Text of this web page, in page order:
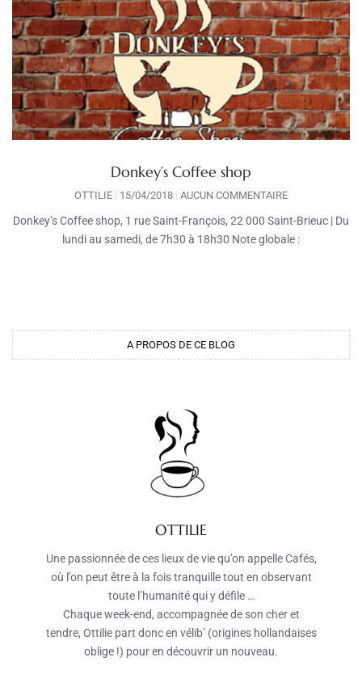
Donkey’s Coffee shop
OTTILIE 15/04/2018 AUCUN COMMENTAIRE
Donkey’s Coffee shop, 1 rue Saint-François, 22 000 Saint-Brieuc | Du
lundi au samedi, de 7h30 à 18h30 Note globale :
A PROPOS DE CE BLOG
OTTILIE
Une passionnée de ces lieux de vie qu’on appelle Cafés,
où l’on peut être à la fois tranquille tout en observant
toute l’humanité qui y défile …
Chaque week-end, accompagnée de son cher et
tendre, Ottilie part donc en vélib’ (origines hollandaises
oblige !) pour en découvrir un nouveau.